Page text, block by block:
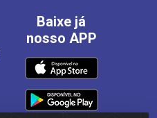
Baixe já
nosso APP